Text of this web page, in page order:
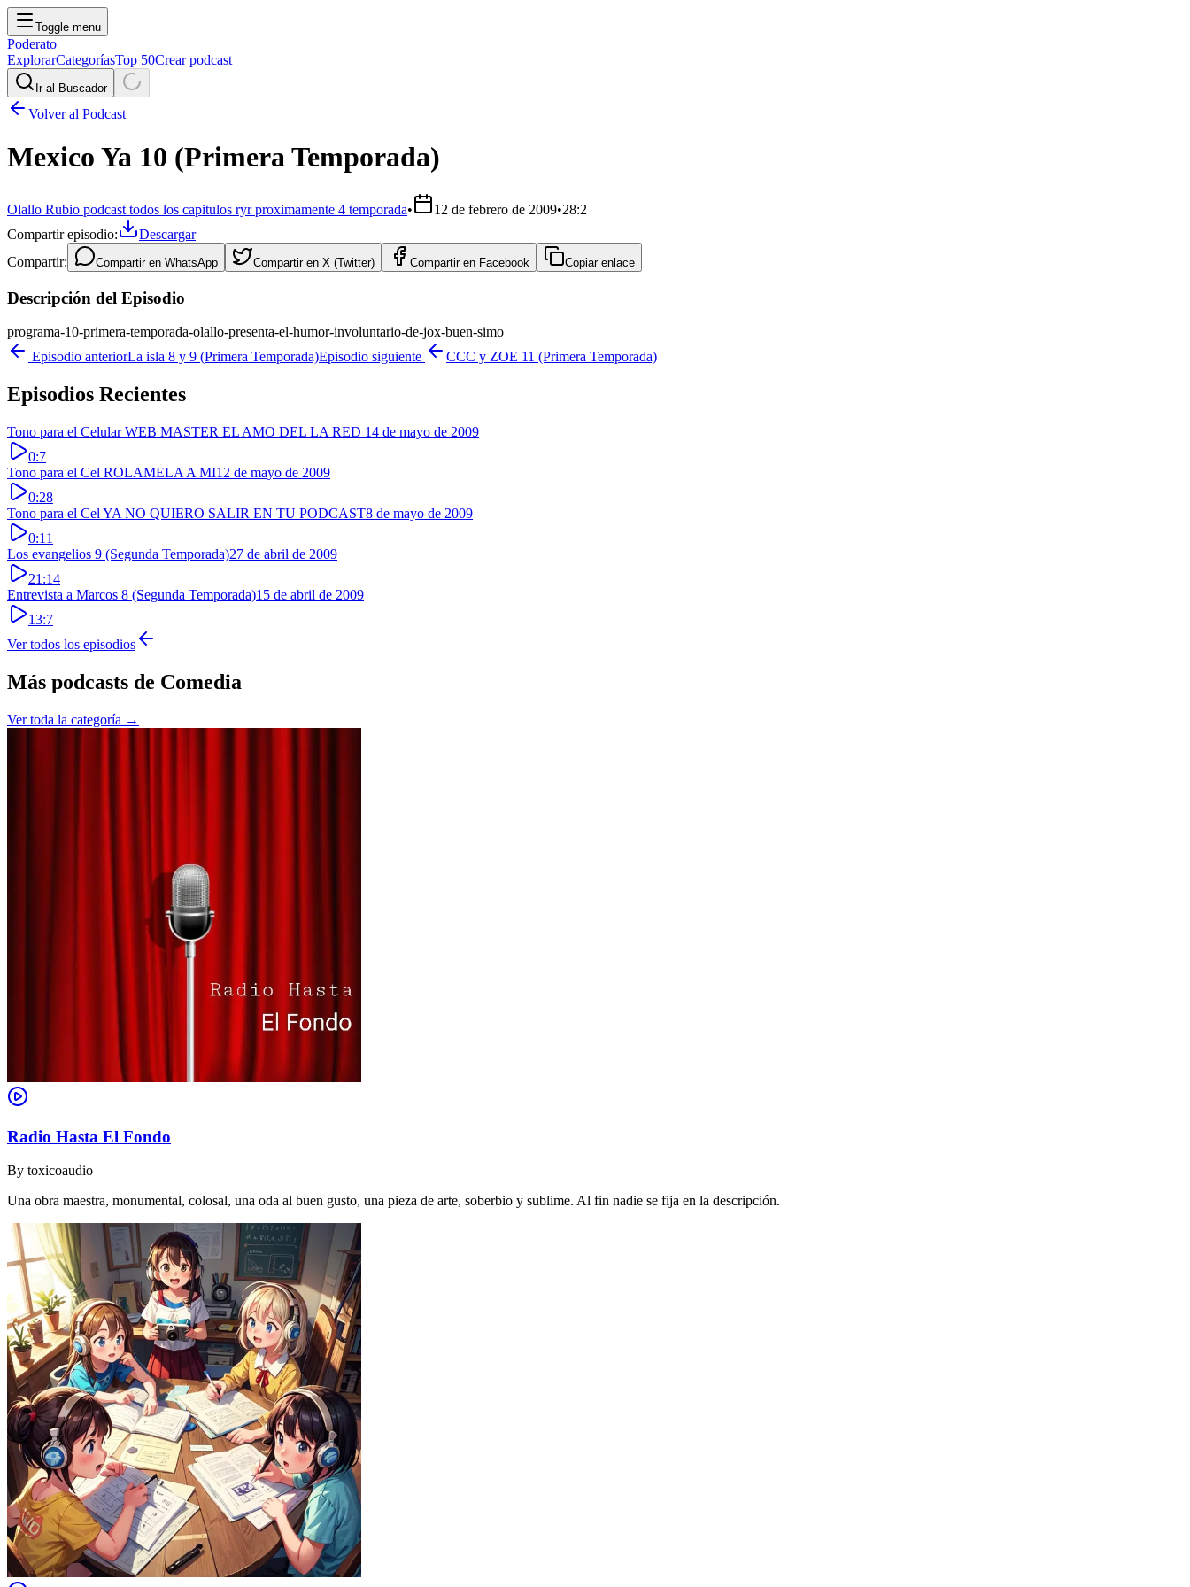
Toggle menu
Poderato
ExplorarCategoríasTop 50Crear podcast
Ir al Buscador
Volver al Podcast
Mexico Ya 10 (Primera Temporada)
Olallo Rubio podcast todos los capitulos ryr proximamente 4 temporada• 12 de febrero de 2009•28:2
Compartir episodio:
Descargar
Compartir:
Compartir en WhatsApp Compartir en X (Twitter) Compartir en Facebook Copiar enlace
Descripción del Episodio
programa-10-primera-temporada-olallo-presenta-el-humor-involuntario-de-jox-buen-simo
Episodio anteriorLa isla 8 y 9 (Primera Temporada)Episodio siguiente CCC y ZOE 11 (Primera Temporada)
Episodios Recientes
Tono para el Celular WEB MASTER EL AMO DEL LA RED 14 de mayo de 2009
0:7
Tono para el Cel ROLAMELA A MI12 de mayo de 2009
0:28
Tono para el Cel YA NO QUIERO SALIR EN TU PODCAST8 de mayo de 2009
0:11
Los evangelios 9 (Segunda Temporada)27 de abril de 2009
21:14
Entrevista a Marcos 8 (Segunda Temporada)15 de abril de 2009
13:7
Ver todos los episodios
Más podcasts de Comedia
Ver toda la categoría →
Radio Hasta El Fondo
By toxicoaudio
Una obra maestra, monumental, colosal, una oda al buen gusto, una pieza de arte, soberbio y sublime. Al fin nadie se fija en la descripción.